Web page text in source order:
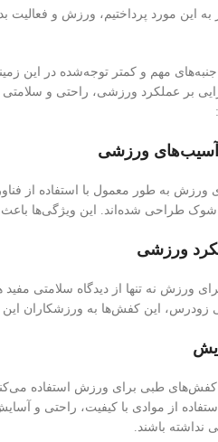
به این مورد پرداختیم، ورزش و
جنبه‌های مهم و کمتر توجه‌شده در
بر عملکرد ورزشی، راحتی و
به طور معمول با استفاده از
طراحی شده‌اند. این ویژگی‌ها
ورزش نه تنها از دیدگاه سلامتی مفید
این کفش‌ها به ورزشکاران این
طبی برای ورزش استفاده
از موادی با کیفیت، راحتی و
باشند.